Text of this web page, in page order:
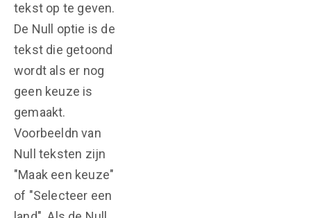
tekst op te geven.
De Null optie is de
tekst die getoond
wordt als er nog
geen keuze is
gemaakt.
Voorbeeldn van
Null teksten zijn
"Maak een keuze"
of "Selecteer een